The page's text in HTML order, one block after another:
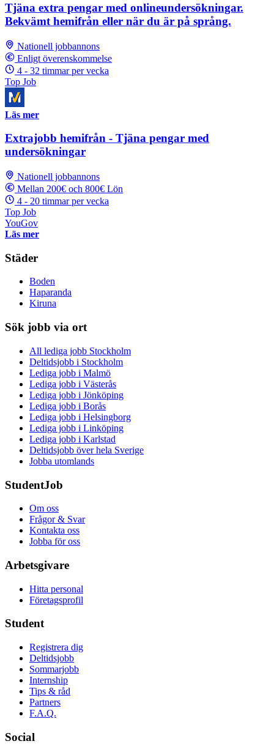
Tjäna extra pengar med onlineundersökningar.
Bekvämt hemifrån eller när du är på språng.
Nationell jobbannons
Enligt överenskommelse
4 - 32 timmar per vecka
Top Job
Läs mer
Extrajobb hemifrån - Tjäna pengar med
undersökningar
Nationell jobbannons
Mellan 200€ och 800€ Lön
4 - 20 timmar per vecka
Top Job
YouGov
Läs mer
Städer
Boden
Haparanda
Kiruna
Sök jobb via ort
All lediga jobb Stockholm
Deltidsjobb i Stockholm
Lediga jobb i Malmö
Lediga jobb i Västerås
Lediga jobb i Jönköping
Lediga jobb i Borås
Lediga jobb i Helsingborg
Lediga jobb i Linköping
Lediga jobb i Karlstad
Deltidsjobb över hela Sverige
Jobba utomlands
StudentJob
Om oss
Frågor & Svar
Kontakta oss
Jobba för oss
Arbetsgivare
Hitta personal
Företagsprofil
Student
Registrera dig
Deltidsjobb
Sommarjobb
Internship
Tips & råd
Partners
F.A.Q.
Social